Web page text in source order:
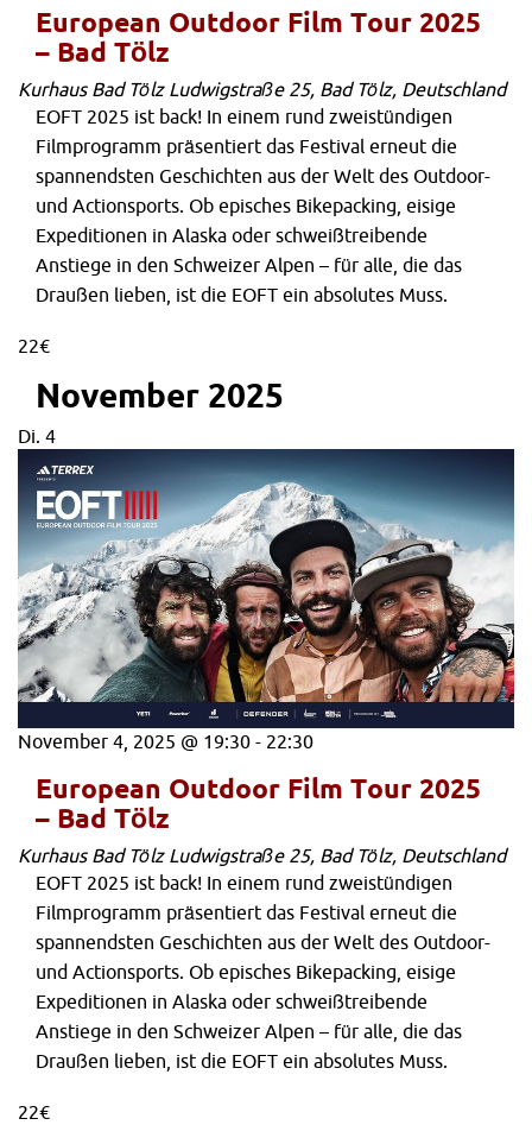
European Outdoor Film Tour 2025
– Bad Tölz
Kurhaus Bad Tölz Ludwigstraße 25, Bad Tölz, Deutschland
EOFT 2025 ist back! In einem rund zweistündigen
Filmprogramm präsentiert das Festival erneut die
spannendsten Geschichten aus der Welt des Outdoor-
und Actionsports. Ob episches Bikepacking, eisige
Expeditionen in Alaska oder schweißtreibende
Anstiege in den Schweizer Alpen – für alle, die das
Draußen lieben, ist die EOFT ein absolutes Muss.
22€
November 2025
Di. 4
November 4, 2025 @ 19:30 - 22:30
European Outdoor Film Tour 2025
– Bad Tölz
Kurhaus Bad Tölz Ludwigstraße 25, Bad Tölz, Deutschland
EOFT 2025 ist back! In einem rund zweistündigen
Filmprogramm präsentiert das Festival erneut die
spannendsten Geschichten aus der Welt des Outdoor-
und Actionsports. Ob episches Bikepacking, eisige
Expeditionen in Alaska oder schweißtreibende
Anstiege in den Schweizer Alpen – für alle, die das
Draußen lieben, ist die EOFT ein absolutes Muss.
22€